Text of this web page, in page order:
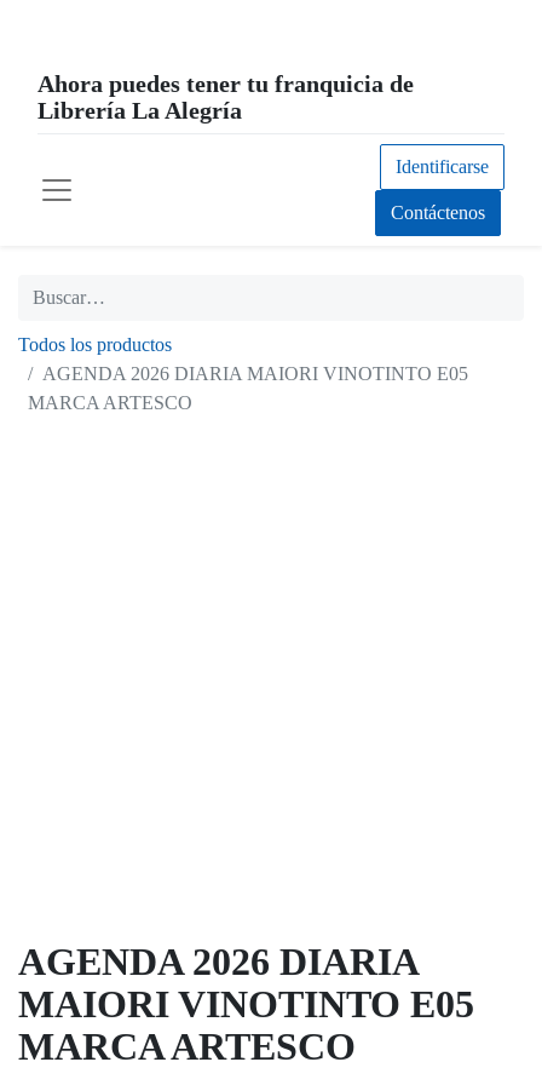
Ahora puedes tener tu franquicia de
Librería La Alegría
Identificarse
Contáctenos
Todos los productos
AGENDA 2026 DIARIA MAIORI VINOTINTO E05
MARCA ARTESCO
AGENDA 2026 DIARIA
MAIORI VINOTINTO E05
MARCA ARTESCO